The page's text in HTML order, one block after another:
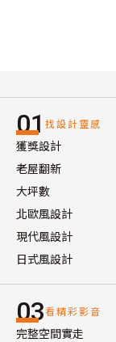
01 找設計靈感
獲獎設計
老屋翻新
大坪數
北歐風設計
現代風設計
日式風設計
03看精彩影音
完整空間實走